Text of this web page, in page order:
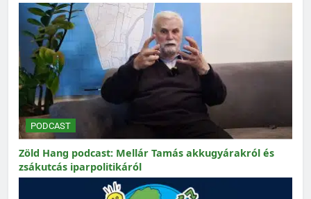
PODCAST
Zöld Hang podcast: Mellár Tamás akkugyárakról és
zsákutcás iparpolitikáról